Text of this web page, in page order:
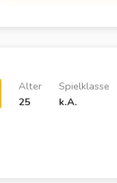
Spielklasse
k.A.
Alter
25